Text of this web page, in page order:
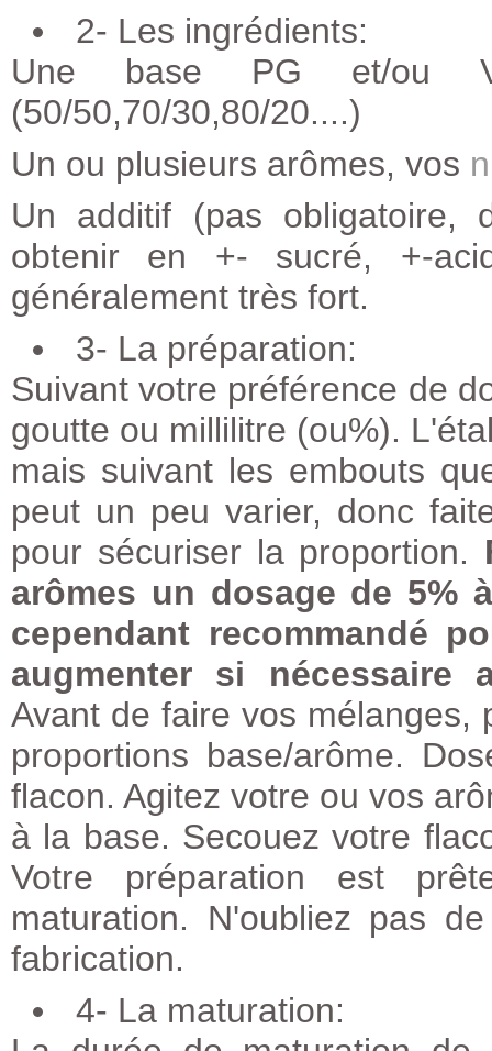
2- Les ingrédients:
Une base PG et/ou
(50/50,70/30,80/20....)
Un ou plusieurs arômes, vos
Un additif (pas obligatoire,
obtenir en +- sucré, +-
généralement très fort.
3- La préparation:
Suivant votre préférence de
goutte ou millilitre (ou%).
mais suivant les embouts
peut un peu varier, donc
pour sécuriser la proportion.
arômes un dosage de 5%
cependant recommandé
augmenter si nécessaire
Avant de faire vos mélanges,
proportions base/arôme.
flacon. Agitez votre ou vos
à la base. Secouez votre
Votre préparation est
maturation. N'oubliez pas
fabrication.
4- La maturation: